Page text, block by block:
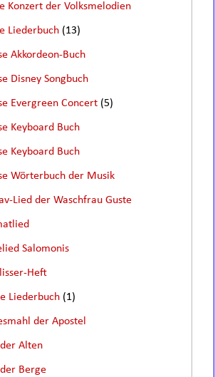
Konzert der Volksmelodien
Liederbuch (13)
Akkordeon-Buch
Disney Songbuch
Evergreen Concert (5)
Keyboard Buch
Keyboard Buch
Wörterbuch der Musik
Lied der Waschfrau Guste
Salomonis
Heft
Liederbuch (1)
der Apostel
Alten
Berge